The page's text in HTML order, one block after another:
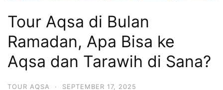
Tour Aqsa di Bulan
Ramadan, Apa Bisa ke
Aqsa dan Tarawih di Sana?
TOUR AQSA · SEPTEMBER 17, 2025